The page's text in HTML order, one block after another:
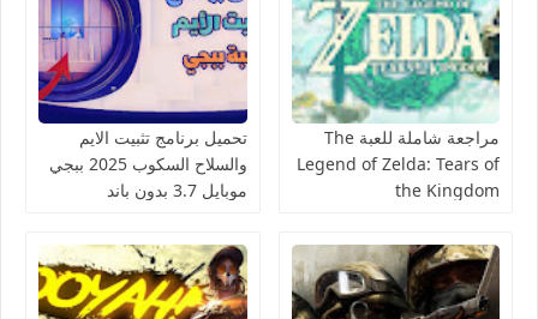
مراجعة شاملة للعبة The
Legend of Zelda: Tears of
the Kingdom
تحميل برنامج تثبيت الايم
والسلاح السكوب 2025 ببجي
موبايل 3.7 بدون باند